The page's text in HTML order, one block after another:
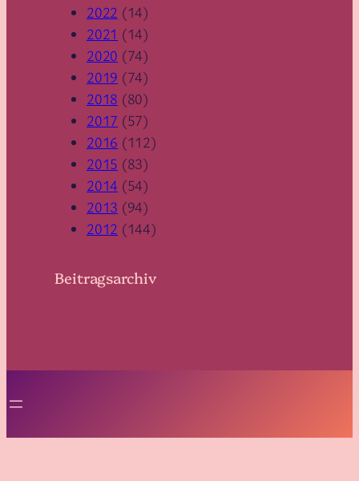
Beitragsarchiv
2022 (14)
2021 (14)
2020 (74)
2019 (74)
2018 (80)
2017 (57)
2016 (112)
2015 (83)
2014 (54)
2013 (94)
2012 (144)